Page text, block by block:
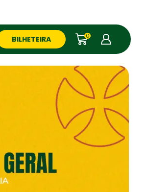
BILHETEIRA 0